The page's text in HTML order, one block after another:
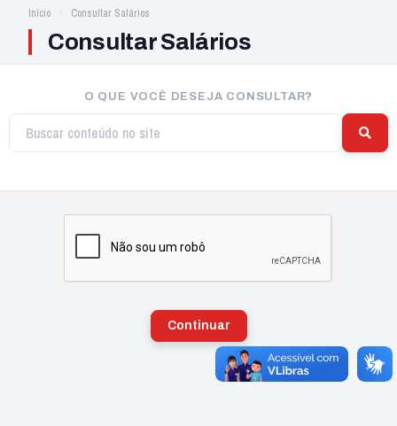
Início Consultar Salários
Consultar Salários
O QUE VOCÊ DESEJA CONSULTAR?
Continuar